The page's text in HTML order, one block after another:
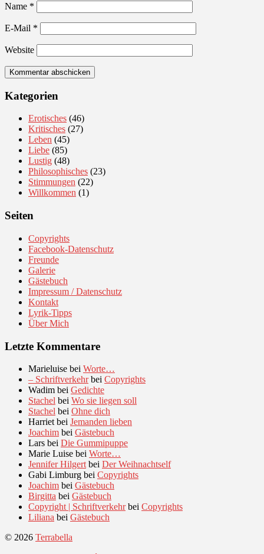
Name *
E-Mail *
Website
Kategorien
Erotisches (46)
Kritisches (27)
Leben (45)
Liebe (85)
Lustig (48)
Philosophisches (23)
Stimmungen (22)
Willkommen (1)
Seiten
Copyrights
Facebook-Datenschutz
Freunde
Galerie
Gästebuch
Impressum / Datenschutz
Kontakt
Lyrik-Tipps
Über Mich
Letzte Kommentare
Marieluise bei Worte…
– Schriftverkehrbei Copyrights
Wadim bei Gedichte
Stachel bei Wo sie liegen soll
Stachel bei Ohne dich
Harriet bei Jemanden lieben
Joachim bei Gästebuch
Lars bei Die Gummipuppe
Marie Luise bei Worte…
Jennifer Hilgert bei Der Weihnachtself
Gabi Limburg bei Copyrights
Joachim bei Gästebuch
Birgitta bei Gästebuch
Copyright | Schriftverkehrbei Copyrights
Liliana bei Gästebuch
© 2026 Terrabella